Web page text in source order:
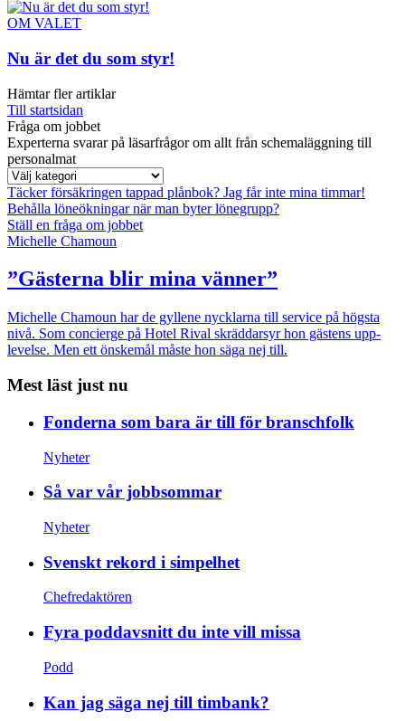
OM VALET
Nu är det du som styr!
Hämtar fler artiklar
Till startsidan
Fråga om jobbet
Experterna svarar på läsarfrågor om allt från schemaläggning till
personalmat
Täcker försäkringen tappad plånbok? Jag får inte mina timmar!
Behålla löneökningar när man byter lönegrupp?
Ställ en fråga om jobbet
Michelle Chamoun
”Gästerna blir mina vänner”
Michelle Chamoun har de gyllene nycklarna till service på högsta
nivå. Som concierge på Hotel Rival skräddarsyr hon gästens upp­
levelse. Men ett önskemål måste hon säga nej till.
Mest läst just nu
Fonderna som bara är till för branschfolk
Nyheter
Så var vår jobbsommar
Nyheter
Svenskt rekord i simpelhet
Chefredaktören
Fyra poddavsnitt du inte vill missa
Podd
Kan jag säga nej till timbank?